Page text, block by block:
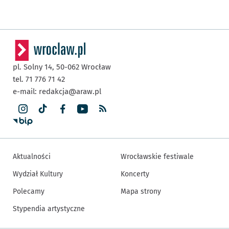
pl. Solny 14, 50-062 Wrocław
tel. 71 776 71 42
e-mail: redakcja@araw.pl
Aktualności
Wydział Kultury
Polecamy
Stypendia artystyczne
Wrocławskie festiwale
Koncerty
Mapa strony